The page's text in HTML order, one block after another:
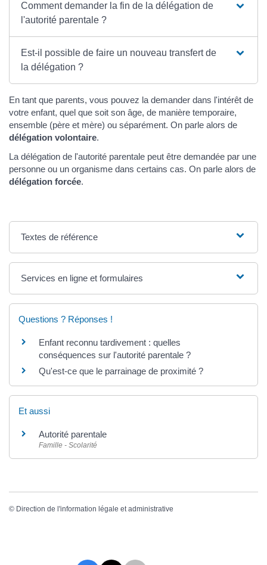
Comment demander la fin de la délégation de
l'autorité parentale ?
Est-il possible de faire un nouveau transfert de
la délégation ?
En tant que parents, vous pouvez la demander dans l'intérêt de
votre enfant, quel que soit son âge, de manière temporaire,
ensemble (père et mère) ou séparément. On parle alors de
délégation volontaire.
La délégation de l'autorité parentale peut être demandée par une
personne ou un organisme dans certains cas. On parle alors de
délégation forcée.
Textes de référence
Services en ligne et formulaires
Questions ? Réponses !
Enfant reconnu tardivement : quelles
conséquences sur l'autorité parentale ?
Qu'est-ce que le parrainage de proximité ?
Et aussi
Autorité parentale
Famille - Scolarité
© Direction de l'information légale et administrative